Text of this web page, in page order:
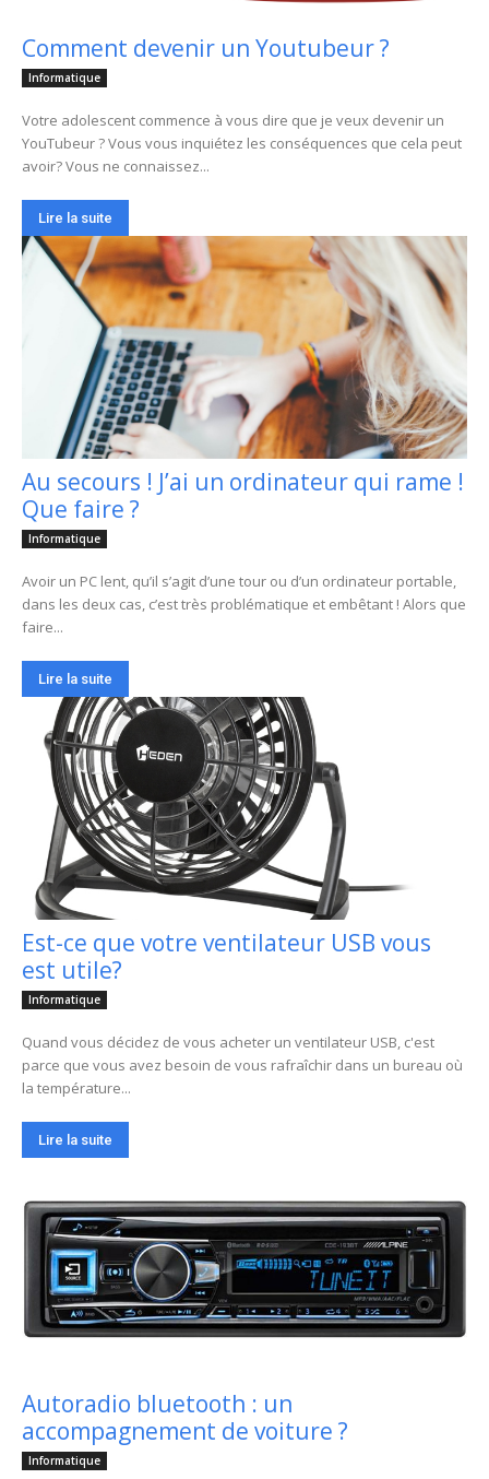
Comment devenir un Youtubeur ?
Informatique
Votre adolescent commence à vous dire que je veux devenir un
YouTubeur ? Vous vous inquiétez les conséquences que cela peut
avoir? Vous ne connaissez...
Lire la suite
Au secours ! J’ai un ordinateur qui rame !
Que faire ?
Informatique
Avoir un PC lent, qu’il s’agit d’une tour ou d’un ordinateur portable,
dans les deux cas, c’est très problématique et embêtant ! Alors que
faire...
Lire la suite
Est-ce que votre ventilateur USB vous
est utile?
Informatique
Quand vous décidez de vous acheter un ventilateur USB, c'est
parce que vous avez besoin de vous rafraîchir dans un bureau où
la température...
Lire la suite
Autoradio bluetooth : un
accompagnement de voiture ?
Informatique